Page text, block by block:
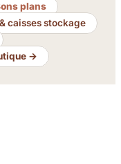
plans
caisses stockage
→